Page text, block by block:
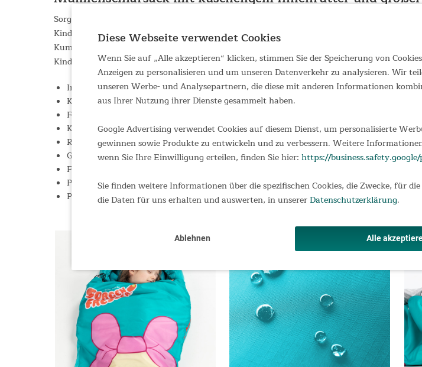
Sorgenfresser. Das sind die knuffigen kleinen Monster, die Kindern ihre Sorgen und Ängste
Kinderschlafsäcke von Skandika erhältlich sind. Ob Flint der Pirat, Polli die Primaballerina
Kumpel dabei. Das pfiffige Design ist jedoch lange nicht alles, was diese Sorgenfresser zu
Kinderschlafsacks gerecht.
Innen anschmiegsam und weich, außen robust und wasserabweisend
Kuschelige Mumienform mit großer Kapuze: 170 (140 x 30) x 70/45 cm
Flauschige Mikrofaserfüllung (300 g/m) für einen Komfortbereich von 12 – 3 °C
Kapuze mit breitem Rand und Kordelzug – perfekt zum Einkuscheln
Reißverschluss innen mit wärmeisolierender Stoffabdeckung, außen mit Klettbefestigung
Große „Mund-Tasche", die geschriebene oder gemalte Sorgen ruckzuck auffrisst
Für Kinder bis zu einer Körpergröße von maximal 140 cm
Pflegeleicht: waschmaschinengeeignet bei 30 °C im Schonprogramm
Perfekt für Übernachtungen zu Hause oder für „richtiges" Camping auf dem Campingplatz
Diese Webseite verwendet Cookies
Wenn Sie auf „Alle akzeptieren“ klicken, stimmen Sie der Speicherung von
Anzeigen zu personalisieren und um unseren Datenverkehr zu analysieren. Wir
unseren Werbe- und Analysepartnern, die diese mit anderen Informationen
aus Ihrer Nutzung ihrer Dienste gesammelt haben.
Google Advertising verwendet Cookies auf diesem Dienst, um personalisierte
gewinnen sowie Produkte zu entwickeln und zu verbessern. Weitere
wenn Sie Ihre Einwilligung erteilen, finden Sie hier: https://
Sie finden weitere Informationen über die spezifischen Cookies, die Zwecke, für
die Daten für uns erhalten und auswerten, in unsererDatenschutzerklärung.
Ablehnen Alle